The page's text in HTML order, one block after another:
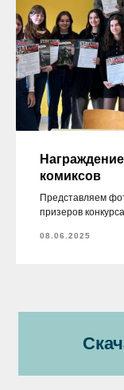
комиксов
Представляем
призеров конкурса
08.06.2025